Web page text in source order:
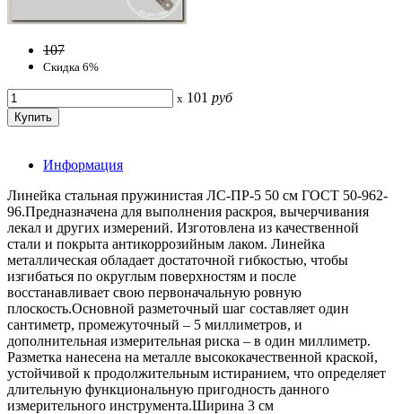
107
Скидка 6%
x 101 руб
Информация
Линейка стальная пружинистая ЛС-ПР-5 50 см ГОСТ 50-962-
96.Предназначена для выполнения раскроя, вычерчивания
лекал и других измерений. Изготовлена из качественной
стали и покрыта антикоррозийным лаком. Линейка
металлическая обладает достаточной гибкостью, чтобы
изгибаться по округлым поверхностям и после
восстанавливает свою первоначальную ровную
плоскость.Основной разметочный шаг составляет один
сантиметр, промежуточный – 5 миллиметров, и
дополнительная измерительная риска – в один миллиметр.
Разметка нанесена на металле высококачественной краской,
устойчивой к продолжительным истиранием, что определяет
длительную функциональную пригодность данного
измерительного инструмента.Ширина 3 см